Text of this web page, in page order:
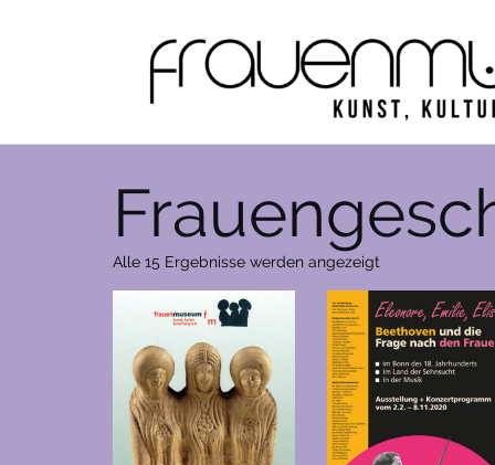
Alle 15 Ergebnisse werden angezeigt
Aktualität
sortiert